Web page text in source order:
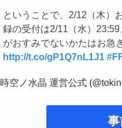
ということで、2/12（木）
録の受付は2/11（水）
がおすみでないかたはお急
http://t.co/gP1Q7nL1J1
時空ノ水晶 運営公式
事